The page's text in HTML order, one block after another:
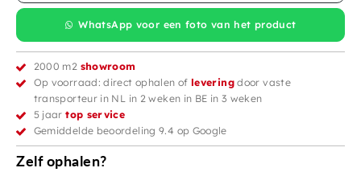
WhatsApp voor een foto van het product
2000 m2 showroom
Op voorraad: direct ophalen ofleveringdoor vaste
transporteur in NL in 2 weken in BE in 3 weken
5 jaartop service
Gemiddelde beoordeling 9.4 op Google
Zelf ophalen?